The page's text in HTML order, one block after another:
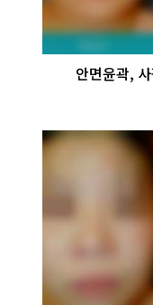
안면윤곽,